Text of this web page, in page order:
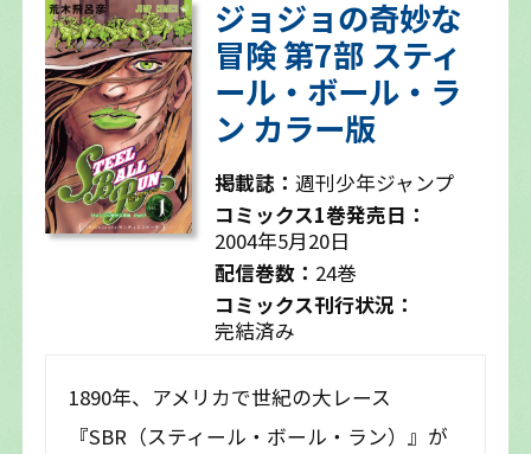
ジョジョの奇妙な
冒険 第7部 スティ
ール・ボール・ラ
ン カラー版
掲載誌： 週刊少年ジャンプ
コミックス1巻発売日：
2004年5月20日
配信巻数： 24巻
コミックス刊行状況：
完結済み
1890年、アメリカで世紀の大レース
『SBR（スティール・ボール・ラン）』が